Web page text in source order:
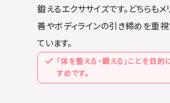
鍛えるエクササイズです。どちらも
善やボディラインの引き締めを重
ています。
「体を整える・鍛える」ことを目
すめです。